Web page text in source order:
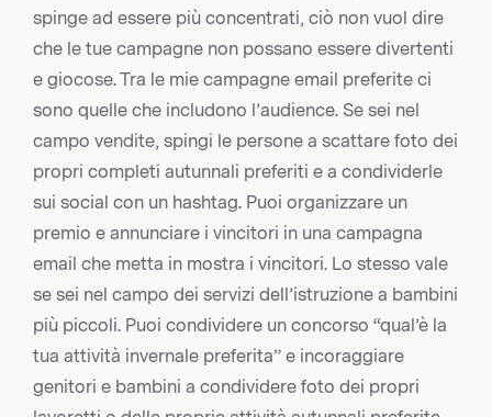
spinge ad essere più concentrati, ciò non vuol dire
che le tue campagne non possano essere divertenti
e giocose. Tra le mie campagne email preferite ci
sono quelle che includono l’audience. Se sei nel
campo vendite, spingi le persone a scattare foto dei
propri completi autunnali preferiti e a condividerle
sui social con un hashtag. Puoi organizzare un
premio e annunciare i vincitori in una campagna
email che metta in mostra i vincitori. Lo stesso vale
se sei nel campo dei servizi dell’istruzione a bambini
più piccoli. Puoi condividere un concorso “qual’è la
tua attività invernale preferita” e incoraggiare
genitori e bambini a condividere foto dei propri